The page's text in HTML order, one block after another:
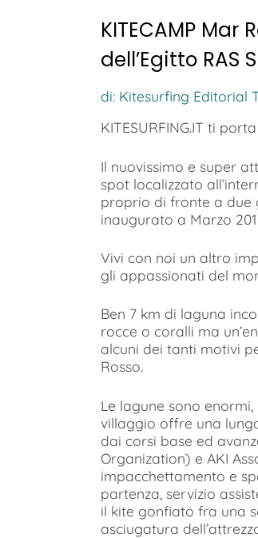
KITECAMP
dell’Egitto RAS
di: Kitesurfing Editorial
KITESURFING.IT ti
Il nuovissimo e super
spot localizzato
proprio di fronte a due
inaugurato a Marzo
Vivi con noi un altro
gli appassionati del
Ben 7 km di laguna
rocce o coralli ma
alcuni dei tanti motivi
Rosso.
Le lagune sono
villaggio offre una
dai corsi base ed
Organization) e AKI
impacchettamento e
partenza, servizio
il kite gonfiato fra una
asciugatura